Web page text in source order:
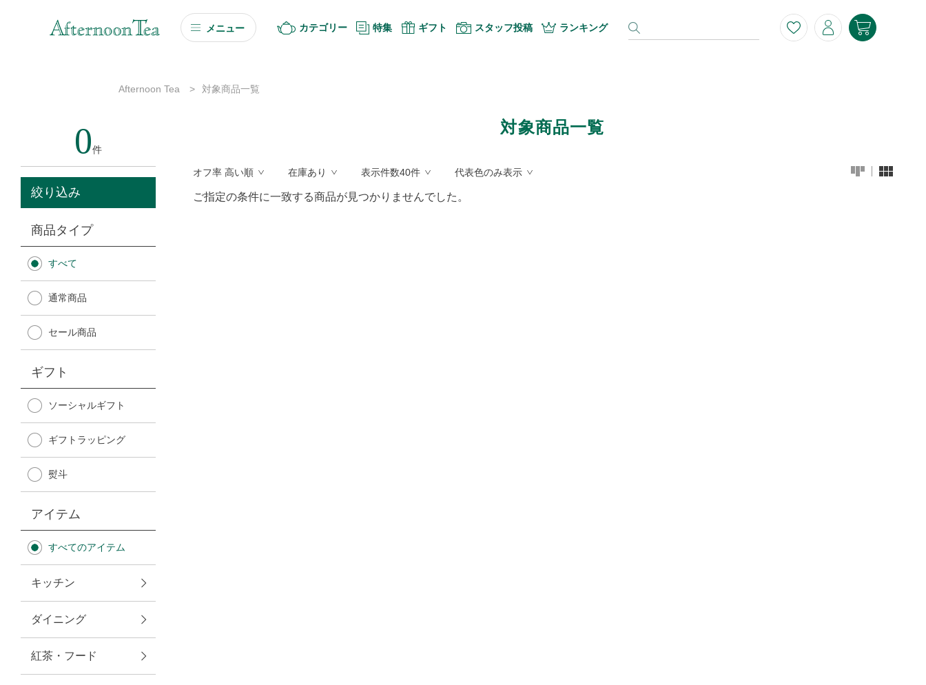
メニュー
ソーシャルギフト
カタログギフト
Afternoon Tea TEAROOM
Afternoon Tea TEAROOM
ハンディファン
日傘
保冷バッグ
無重力シリーズ
トラベルグッズ
カテゴリー 特集 ギフト スタッフ投稿 ランキング
Afternoon Tea > 対象商品一覧
0件
絞り込み
商品タイプ
すべて
通常商品
セール商品
ギフト
ソーシャルギフト
ギフトラッピング
熨斗
アイテム
すべてのアイテム
キッチン
ダイニング
紅茶・フード
対象商品一覧
オフ率 高い順 在庫あり 表示件数40件 代表色のみ表示
ご指定の条件に一致する商品が見つかりませんでした。